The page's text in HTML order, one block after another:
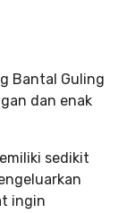
Bantal Guling
dan enak
sedikit
ingin